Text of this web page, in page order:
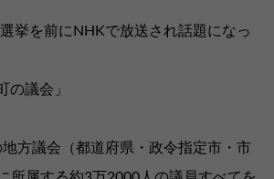
挙を前にNHKで放送され話題になっ
の議会」
方議会（都道府県・政令指定市・市